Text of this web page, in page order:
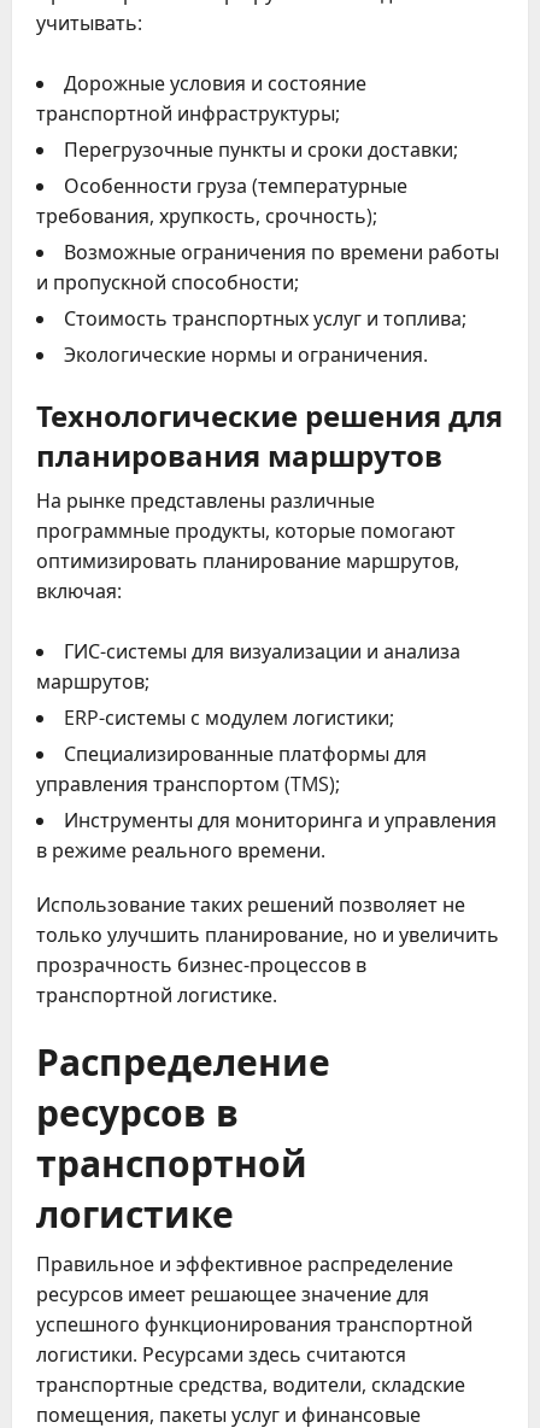
учитывать:
Дорожные условия и состояние
транспортной инфраструктуры;
Перегрузочные пункты и сроки доставки;
Особенности груза (температурные
требования, хрупкость, срочность);
Возможные ограничения по времени работы
и пропускной способности;
Стоимость транспортных услуг и топлива;
Экологические нормы и ограничения.
Технологические решения для
планирования маршрутов
На рынке представлены различные
программные продукты, которые помогают
оптимизировать планирование маршрутов,
включая:
ГИС-системы для визуализации и анализа
маршрутов;
ERP-системы с модулем логистики;
Специализированные платформы для
управления транспортом (TMS);
Инструменты для мониторинга и управления
в режиме реального времени.
Использование таких решений позволяет не
только улучшить планирование, но и увеличить
прозрачность бизнес-процессов в
транспортной логистике.
Распределение
ресурсов в
транспортной
логистике
Правильное и эффективное распределение
ресурсов имеет решающее значение для
успешного функционирования транспортной
логистики. Ресурсами здесь считаются
транспортные средства, водители, складские
помещения, пакеты услуг и финансовые